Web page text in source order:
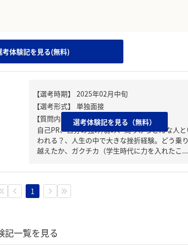
考体験記を見る(無料)
【質問内容・課題】
自己PR、自分の強み/弱み、周りからどんな人と
われる？、人生の中で大きな挫折経験。どう乗り
越えたか、ガクチカ（学生時代に力を入れたこ...
選考体験記を見る（無料）
1
記一覧を見る